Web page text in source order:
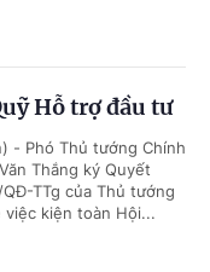
Hỗ trợ đầu tư
- Phó Thủ tướng Chính
Thắng ký Quyết
TTg của Thủ tướng
việc kiện toàn Hội...